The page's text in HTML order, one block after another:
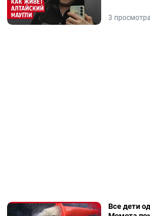
3 просмотра
Все дети